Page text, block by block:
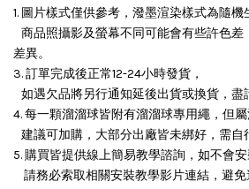
1. 圖片樣式僅供參考，潑墨渲染樣式為隨機
商品照攝影及螢幕不同可能會有些許色
差異。
3. 訂單完成後正常12-24小時發貨，
如遇欠品將另行通知延後出貨或換貨，盡
4. 每一顆溜溜球皆附有溜溜球專用繩，但屬
建議可加購，大部分出廠皆未綁好，需自
5. 購買皆提供線上簡易教學諮詢，如不會安
請務必索取相關安裝教學影片連結，避